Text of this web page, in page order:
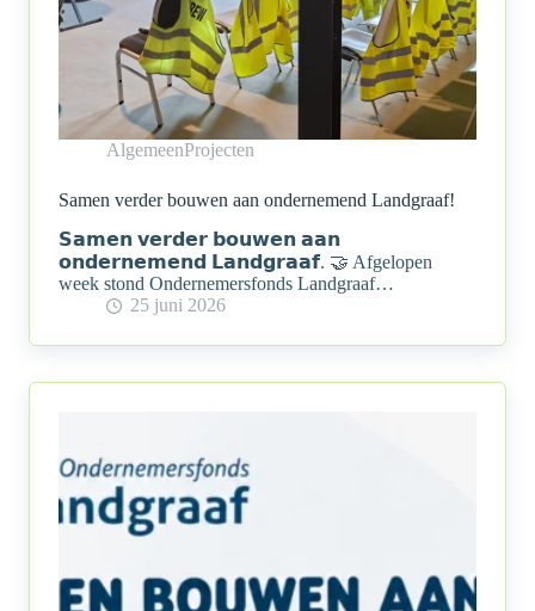
AlgemeenProjecten
Samen verder bouwen aan ondernemend Landgraaf!
𝗦𝗮𝗺𝗲𝗻 𝘃𝗲𝗿𝗱𝗲𝗿 𝗯𝗼𝘂𝘄𝗲𝗻 𝗮𝗮𝗻
𝗼𝗻𝗱𝗲𝗿𝗻𝗲𝗺𝗲𝗻𝗱 𝗟𝗮𝗻𝗱𝗴𝗿𝗮𝗮𝗳. 🤝 Afgelopen
week stond Ondernemersfonds Landgraaf…
25 juni 2026